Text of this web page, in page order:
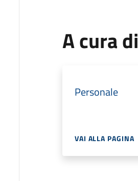
A cura di
Personale
VAI ALLA PAGINA